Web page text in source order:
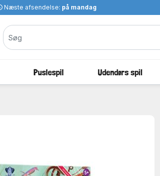
Næste afsendelse: på mandag
Puslespil Udendørs spil